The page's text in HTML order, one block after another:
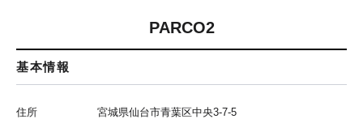
PARCO2
基本情報
住所 宮城県仙台市青葉区中央3-7-5